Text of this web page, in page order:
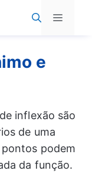
Menu
e
inflexão são
de uma
podem
da função.